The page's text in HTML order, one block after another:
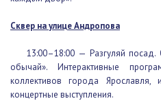
13:00–18:00 — Разгуляй посад.
обычай». Интерактивные
коллективов города